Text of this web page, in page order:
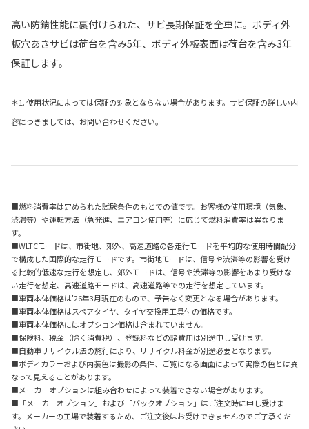
高い防錆性能に裏付けられた、サビ長期保証を全車に。ボディ外
板穴あきサビは荷台を含み5年、ボディ外板表面は荷台を含み3年
保証します。
＊1. 使用状況によっては保証の対象とならない場合があります。サビ保証の詳しい内
容につきましては、お問い合わせください。
■燃料消費率は定められた試験条件のもとでの値です。お客様の使用環境（気象、
渋滞等）や運転方法（急発進、エアコン使用等）に応じて燃料消費率は異なりま
す。
■WLTCモードは、市街地、郊外、高速道路の各走行モードを平均的な使用時間配分
で構成した国際的な走行モードです。市街地モードは、信号や渋滞等の影響を受け
る比較的低速な走行を想定し、郊外モードは、信号や渋滞等の影響をあまり受けな
い走行を想定、高速道路モードは、高速道路等での走行を想定しています。
■車両本体価格は'26年3月現在のもので、予告なく変更となる場合があります。
■車両本体価格はスペアタイヤ、タイヤ交換用工具付の価格です。
■車両本体価格にはオプション価格は含まれていません。
■保険料、税金（除く消費税）、登録料などの諸費用は別途申し受けます。
■自動車リサイクル法の施行により、リサイクル料金が別途必要となります。
■ボディカラーおよび内装色は撮影の条件、ご覧になる画面によって実際の色とは異
なって見えることがあります。
■メーカーオプションは組み合わせによって装着できない場合があります。
■「メーカーオプション」および「パックオプション」はご注文時に申し受けま
す。メーカーの工場で装着するため、ご注文後はお受けできませんのでご了承くだ